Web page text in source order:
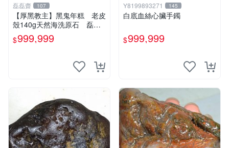
磊磊齋 107
【厚黑教主】黑鬼年糕 老皮
殼140g天然海洗原石 磊磊
齋臺灣花東玉東海岸台灣藍寶
石東玉心臟石皮蛋青老麥芽魚
$999,999
Y8199893271 145
白底血絲心臟手鐲
$999,999